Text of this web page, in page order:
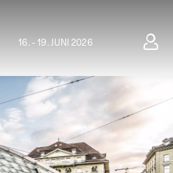
16. - 19. JUNI 2026